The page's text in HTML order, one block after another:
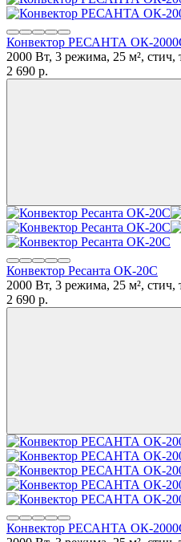
Конвектор РЕСАНТА ОК-
2000 Вт, 3 режима, 25 м², стич,
2 690 p.
Конвектор Ресанта ОК-20С
2000 Вт, 3 режима, 25 м², стич,
2 690 p.
Конвектор РЕСАНТА ОК-